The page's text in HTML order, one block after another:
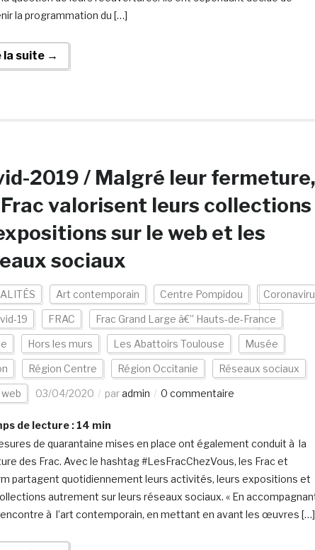
la programmation du […]
la suite →
2019 / Malgré leur fermeture,
valorisent leurs collections
sur le web et les
sociaux
Art contemporain Centre Pompidou
19 FRAC Frac Grand Large â€” Hauts-de-France
Hors les murs Les Abattoirs Toulouse Musée
Région Centre Région Occitanie Réseaux sociaux
03/04/2020 paradmin 0 commentaire
de lecture : 14 min
de quarantaine mises en place ont également conduit à la
des Frac. Avec le hashtag #LesFracChezVous, les Frac et
partagent quotidiennement leurs activités, leurs expositions et
autrement sur leurs réseaux sociaux. « En
à l’art contemporain, en mettant en avant les œuvres […]